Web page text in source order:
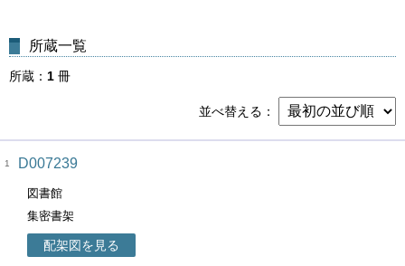
所蔵一覧
所蔵 1 冊
並べ替える
1 D007239
図書館
集密書架
配架図を見る